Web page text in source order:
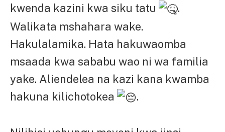
kwenda kazini kwa siku tatu
.
Walikata mshahara wake.
Hakulalamika. Hata hakuwaomba
msaada kwa sababu wao ni wa familia
yake. Aliendelea na kazi kana kwamba
hakuna kilichotokea
.